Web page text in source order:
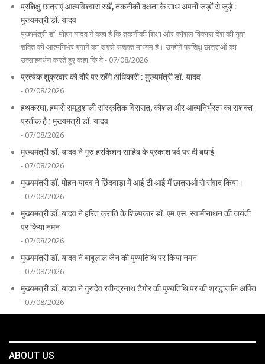
प्रशिक्षु छात्राएं आत्मविश्वास रखें, तकनीकी दक्षता के साथ अपनी जड़ों से जुड़े :
मुख्यमंत्री डॉ. यादव
मुख्यमंत्री डॉ. मोहन यादव ने कहा है कि तकनीकी शिक्षा और कौशल विकास देश की युवा
शक्ति को आत्मनिर्भर बनाने का सबसे सशक्त माध्यम है। उन्होंने प्रशिक्षु छात्राओं का
उत्साहवर्धन करते हुए कहा कि वे - 07/08/2026
प्रत्येक शुक्रवार को दौरे पर रहेंगे अधिकारी : मुख्यमंत्री डॉ. यादव
- 07/08/2026
हथकरघा, हमारी समृद्धशाली सांस्कृतिक विरासत, कौशल और आत्मनिर्भरता का सशक्त
प्रतीक है : मुख्यमंत्री डॉ. यादव
- 07/08/2026
मुख्यमंत्री डॉ. यादव ने गुरु हरकिशन साहिब के प्रकाश पर्व पर दी बधाई
- 07/08/2026
मुख्यमंत्री डॉ. मोहन यादव ने छिंदवाड़ा में आई टी आई में छात्राओ से संवाद किया।
- 07/08/2026
मुख्यमंत्री डॉ. यादव ने हरित क्रांति के शिल्पकार डॉ. एम.एस. स्वामीनाथन की जयंती
पर किया नमन
- 07/08/2026
मुख्यमंत्री डॉ. यादव ने बाबूलाल जैन की पुण्यतिथि पर किया नमन
- 07/08/2026
मुख्यमंत्री डॉ. यादव ने गुरुदेव रवीन्द्रनाथ टैगोर की पुण्यतिथि पर की श्रद्धांजलि अर्पित
- 07/08/2026
ABOUT US